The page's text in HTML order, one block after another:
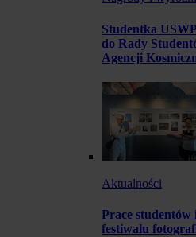
Studentka
do Rady
Agencji
Aktualności
Prace studentów
festiwalu